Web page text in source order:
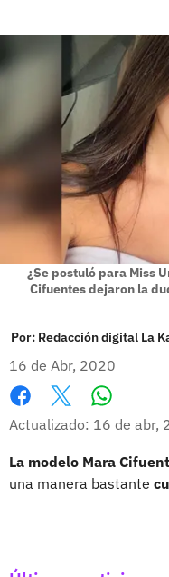
¿Se postuló para Miss
Cifuentes dejaron la
Por: Redacción digital La
16 de Abr, 2020
Facebook
X
Actualizado: 16 de abr,
La modelo Mara
una manera bastante